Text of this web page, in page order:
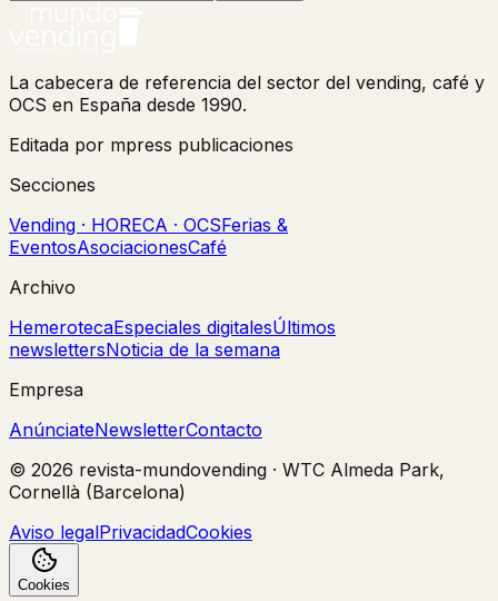
La cabecera de referencia del sector del vending, café y
OCS en España desde 1990.
Editada por mpress publicaciones
Secciones
Vending · HORECA · OCSFerias &
EventosAsociacionesCafé
Archivo
HemerotecaEspeciales digitalesÚltimos
newslettersNoticia de la semana
Empresa
AnúnciateNewsletterContacto
© 2026 revista-mundovending · WTC Almeda Park,
Cornellà (Barcelona)
Aviso legalPrivacidadCookies
Cookies